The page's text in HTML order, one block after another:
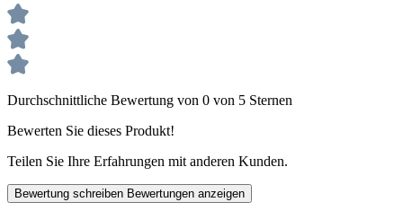
Durchschnittliche Bewertung von 0 von 5 Sternen
Bewerten Sie dieses Produkt!
Teilen Sie Ihre Erfahrungen mit anderen Kunden.
Bewertung schreiben Bewertungen anzeigen